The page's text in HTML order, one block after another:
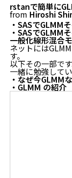
rstanで簡単に
from Hiroshi
・ SASでGLMM
・ SASでGLMM
一般化線形混合
ネットには
す。
以下その一部です
一緒に勉強して
・ なぜ今GLMM
・GLMM の紹介